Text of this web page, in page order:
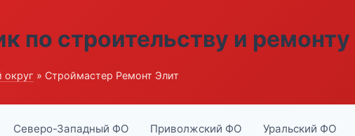
по строительству и ремонту
округ » Строймастер Ремонт Элит
Северо-Западный ФО Приволжский ФО Уральский ФО